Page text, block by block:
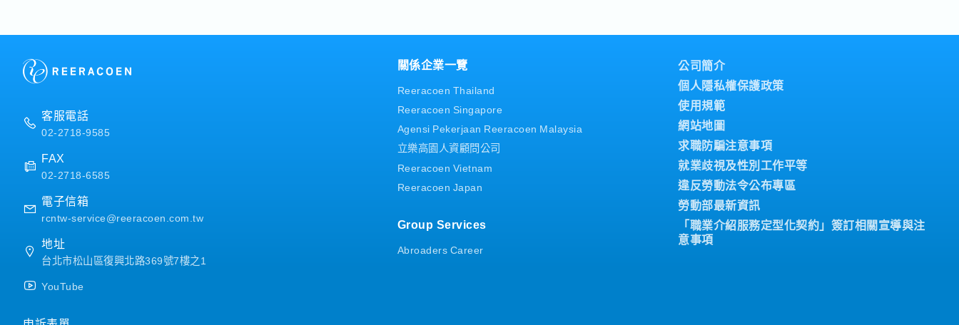
・ 年度獎金 (夏季及冬季，2次/年) *視公司業績目標達成獎
金發放。職務類別，個人績效及整體業績達成情況，有所不
・完備的教育訓練制度 (公司內部教育訓練與外部專業機構
・人事考評 (1次/年) *根據工作表現，具調薪機會
・部門定期聚餐補助金
・員工提案改善獎金
・三節獎金 (春節.端午.中秋)
客服電話
02-2718-9585
FAX
02-2718-6585
電子信箱
rcntw-service@reeracoen.com.tw
地址
台北市松山區復興北路369號7樓之1
YouTube
關係企業一覽
Reeracoen Thailand
Reeracoen Singapore
Agensi Pekerjaan Reeracoen Malaysia
立樂高園人資顧問公司
Reeracoen Vietnam
Reeracoen Japan
Group Services
Abroaders Career
公司簡介
個人隱私權保護政策
使用規範
網站地圖
求職防騙注意事項
就業歧視及性別工作平等
違反勞動法令公布專區
勞動部最新資訊
「職業介紹服務定型化契約」簽訂相關宣導與注
意事項